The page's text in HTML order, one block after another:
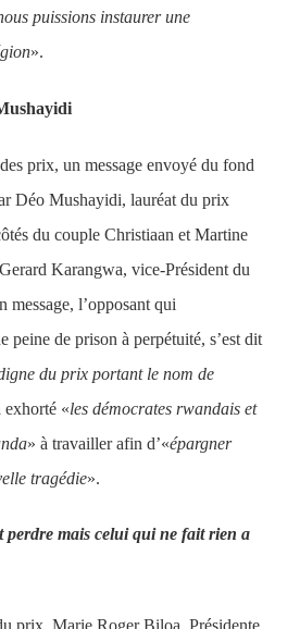
puissions instaurer une
».
prix, un message envoyé du fond
Déo Mushayidi, lauréat du prix
du couple Christiaan et Martine
Karangwa, vice-Président du
message, l’opposant qui
peine de prison à perpétuité, s’est dit
du prix portant le nom de
exhorté «les démocrates rwandais et
» à travailler afin d’«épargner
tragédie».
perdre mais celui qui ne fait rien a